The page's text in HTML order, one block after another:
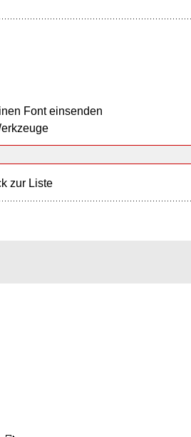
Font einsenden
zur Liste